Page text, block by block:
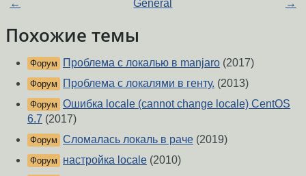
← General →
Похожие темы
Форум Проблема с локалью в manjaro (2017)
Форум Проблема с локалями в генту. (2013)
Форум Ошибка locale (cannot change locale) CentOS
6.7 (2017)
Форум Сломалась локаль в раче (2019)
Форум настройка locale (2010)